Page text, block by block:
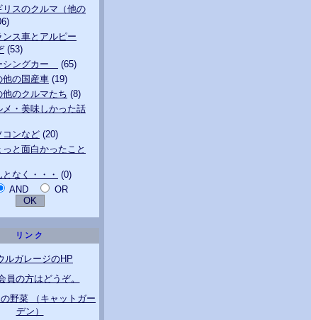
リスのクルマ（他の
ンス車とアルピー
(53)
シングカー
(65)
他の国産車 (19)
他のクルマたち (8)
メ・美味しかった話
コンなど (20)
っと面白かったこと
となく・・・ (0)
AND
OR
リンク
ルガレージのHP
員の方はどうぞ。
野菜 （キャットガー
デン）